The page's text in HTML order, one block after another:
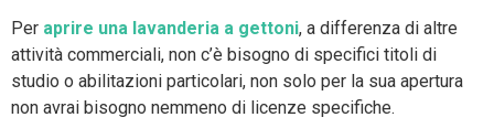
Per aprire una lavanderia a gettoni, a differenza di altre
attività commerciali, non c’è bisogno di specifici titoli di
studio o abilitazioni particolari, non solo per la sua apertura
non avrai bisogno nemmeno di licenze specifiche.